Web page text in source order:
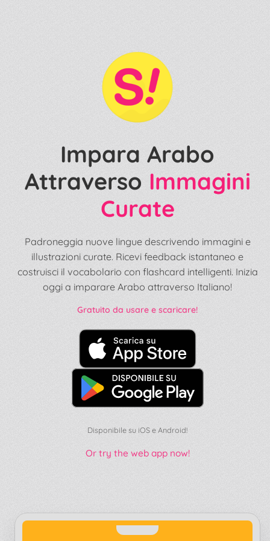
Impara Arabo
Attraverso Immagini
Curate
Padroneggia nuove lingue descrivendo immagini e
illustrazioni curate. Ricevi feedback istantaneo e
costruisci il vocabolario con flashcard intelligenti. Inizia
oggi a imparare Arabo attraverso Italiano!
Gratuito da usare e scaricare!
Disponibile su iOS e Android!
Or try the web app now!